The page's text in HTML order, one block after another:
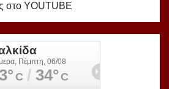
στο YOUTUBE